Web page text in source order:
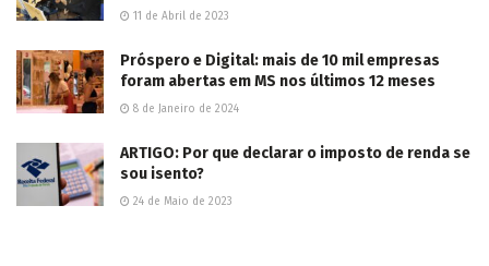
11 de Abril de 2023
Próspero e Digital: mais de 10 mil empresas
foram abertas em MS nos últimos 12 meses
8 de Janeiro de 2024
ARTIGO: Por que declarar o imposto de renda se
sou isento?
24 de Maio de 2023